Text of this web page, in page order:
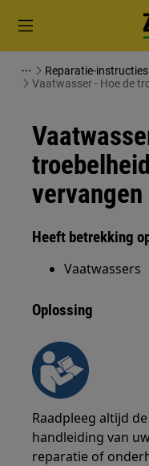
Reparatie-
Vaatwasser - Hoe de
Heeft betrekking
Vaatwassers
Oplossing
Raadpleeg altijd
handleiding van
reparatie of